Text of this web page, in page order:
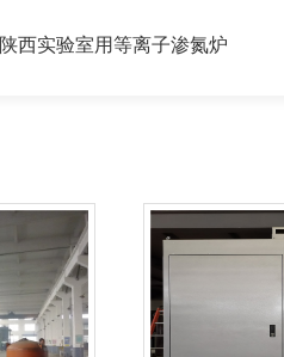
陕西实验室用等离子渗氮炉